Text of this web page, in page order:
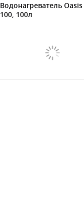
Водонагреватель Oasis
100, 100л